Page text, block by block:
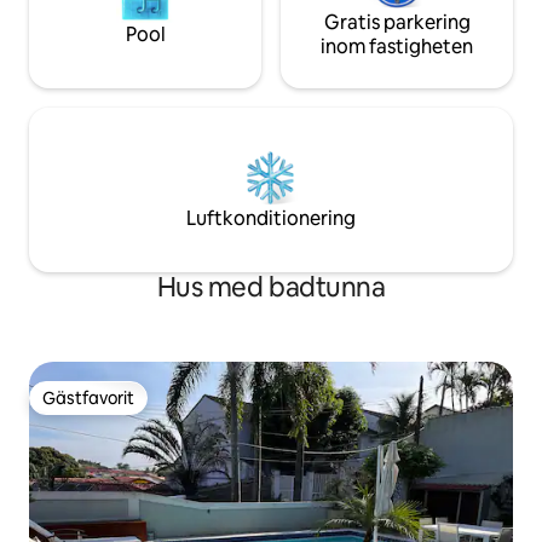
Pool
Gratis parkering
inom fastigheten
Luftkonditionering
Hus med badtunna
Gästfavorit
Gästfavorit